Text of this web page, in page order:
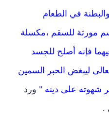
في الطعام
مورثة للسقم ،مكسلة
فإنه أصلح للجسد
ليبغض الحبر السمين
شهوته على دينه " ورد
.